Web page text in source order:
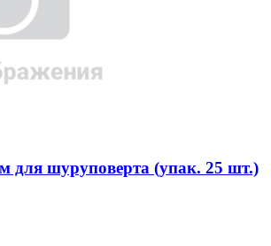
для шуруповерта (упак. 25 шт.)